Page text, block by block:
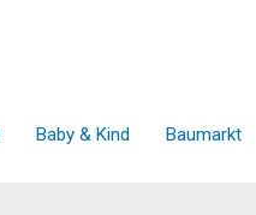
Baby & Kind Baumarkt